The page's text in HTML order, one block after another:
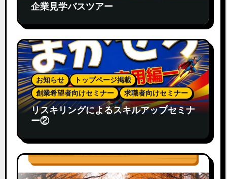
企業見学バスツアー
お知らせ
トップページ掲載
創業希望者向けセミナー
求職者向けセミナー
リスキリングによるスキルアップセミナ
ー②